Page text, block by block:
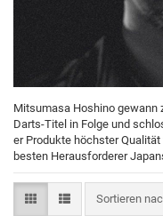
Mitsumasa Hoshino gewann
Darts-Titel in Folge und
er Produkte höchster
besten Herausforderer
Sortieren